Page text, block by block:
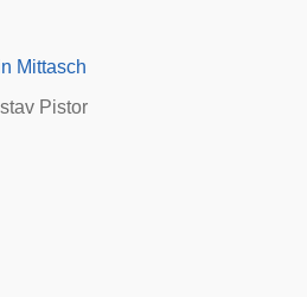
Mittasch
Pistor